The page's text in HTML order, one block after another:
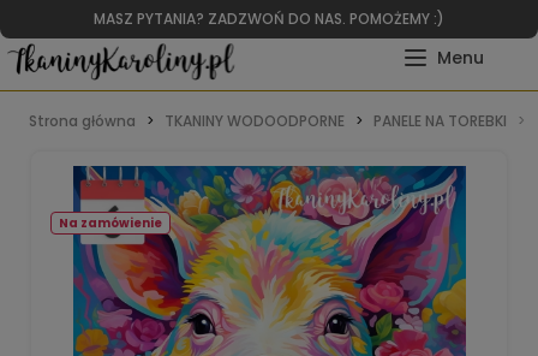
MASZ PYTANIA? ZADZWOŃ DO NAS. POMOŻEMY :)
Strona główna TKANINY WODOODPORNE PANELE NA TOREBKI
Na zamówienie